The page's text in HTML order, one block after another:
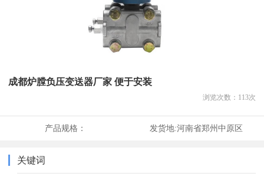
成都炉膛负压变送器厂家 便于安装
浏览次数： 113次
产品规格： 发货地:河南省郑州中原区
关键词